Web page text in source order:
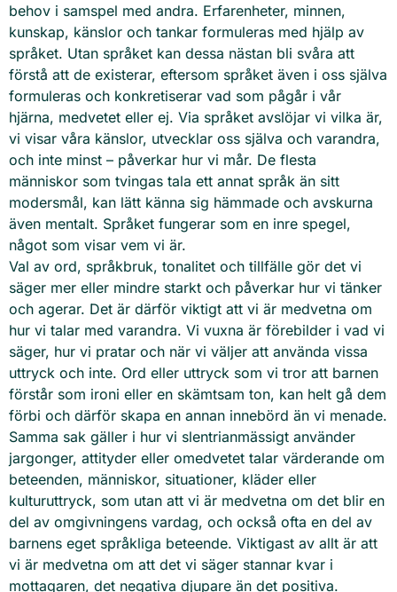
behov i samspel med andra. Erfarenheter, minnen,
kunskap, känslor och tankar formuleras med hjälp av
språket. Utan språket kan dessa nästan bli svåra att
förstå att de existerar, eftersom språket även i oss själva
formuleras och konkretiserar vad som pågår i vår
hjärna, medvetet eller ej. Via språket avslöjar vi vilka är,
vi visar våra känslor, utvecklar oss själva och varandra,
och inte minst – påverkar hur vi mår. De flesta
människor som tvingas tala ett annat språk än sitt
modersmål, kan lätt känna sig hämmade och avskurna
även mentalt. Språket fungerar som en inre spegel,
något som visar vem vi är.
Val av ord, språkbruk, tonalitet och tillfälle gör det vi
säger mer eller mindre starkt och påverkar hur vi tänker
och agerar. Det är därför viktigt att vi är medvetna om
hur vi talar med varandra. Vi vuxna är förebilder i vad vi
säger, hur vi pratar och när vi väljer att använda vissa
uttryck och inte. Ord eller uttryck som vi tror att barnen
förstår som ironi eller en skämtsam ton, kan helt gå dem
förbi och därför skapa en annan innebörd än vi menade.
Samma sak gäller i hur vi slentrianmässigt använder
jargonger, attityder eller omedvetet talar värderande om
beteenden, människor, situationer, kläder eller
kulturuttryck, som utan att vi är medvetna om det blir en
del av omgivningens vardag, och också ofta en del av
barnens eget språkliga beteende. Viktigast av allt är att
vi är medvetna om att det vi säger stannar kvar i
mottagaren, det negativa djupare än det positiva.